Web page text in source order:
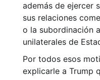
además de ejercer
sus relaciones
o la subordinación
unilaterales de
Por todos esos
explicarle a Trump